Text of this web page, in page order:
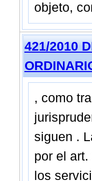
objeto,
421/2010
, como
siguen .
por el
los